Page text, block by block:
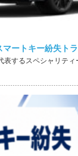
ートキー紛失ト
表するスペシャリテ